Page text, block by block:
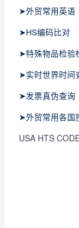
➤外贸常用英语
➤HS编码比对
➤特殊物品检验
➤实时世界时间
➤发票真伪查询
➤外贸常用各国
USA HTS